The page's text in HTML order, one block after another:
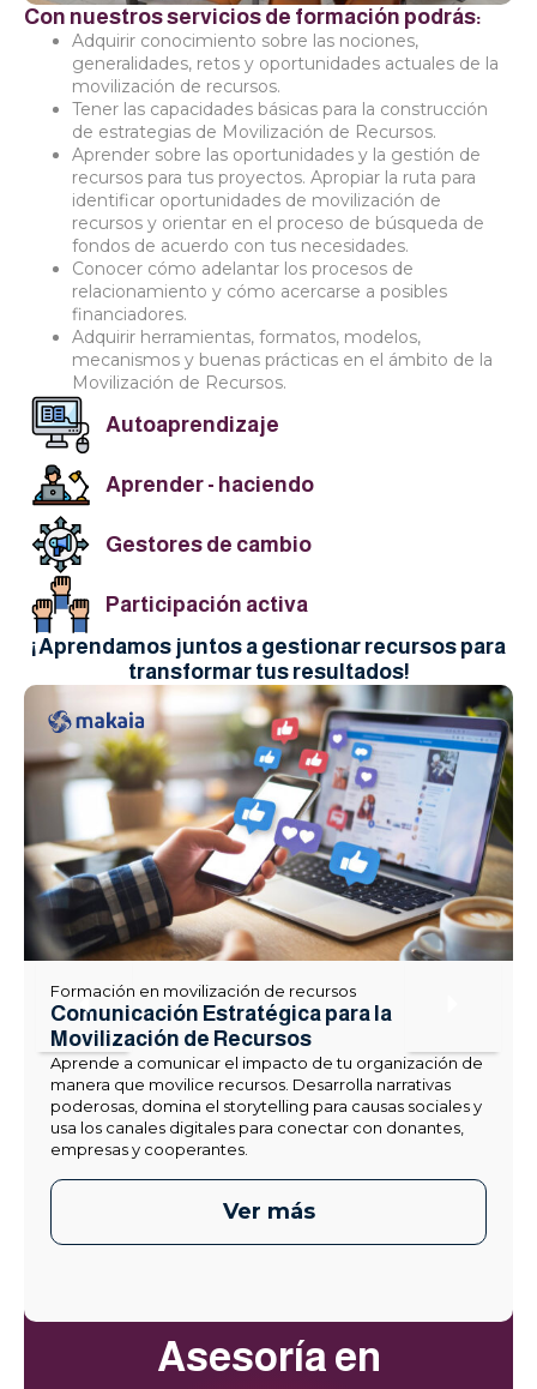
Con nuestros servicios de formación podrás:
Adquirir conocimiento sobre las nociones,
generalidades, retos y oportunidades actuales de la
movilización de recursos. ​
Tener las capacidades básicas para la construcción
de estrategias de Movilización de Recursos.
Aprender sobre las oportunidades y la gestión de
recursos para tus proyectos. Apropiar la ruta para
identificar oportunidades de movilización de
recursos y orientar en el proceso de búsqueda de
fondos de acuerdo con tus necesidades.​
Conocer cómo adelantar los procesos de
relacionamiento y cómo acercarse a posibles
financiadores.
Adquirir herramientas, formatos, modelos,
mecanismos y buenas prácticas en el ámbito de la
Movilización de Recursos.
Autoaprendizaje
Aprender - haciendo
Gestores de cambio
Participación activa
¡Aprendamos juntos a gestionar recursos para
transformar tus resultados!
Formación en movilización de recursos
Comunicación Estratégica para la
Movilización de Recursos
Aprende a comunicar el impacto de tu organización de
manera que movilice recursos. Desarrolla narrativas
poderosas, domina el storytelling para causas sociales y
usa los canales digitales para conectar con donantes,
empresas y cooperantes.
Ver más
Asesoría en